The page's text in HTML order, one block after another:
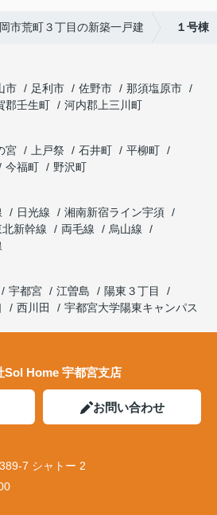
市荒町３丁目の新築一戸建 １号棟
市 足利市 佐野市
那須塩原市
郡壬生町
河内郡上三川町
宮 上戸祭 石井町
平柳町
今福町
野沢町
日光線
湘南新宿ライン宇須
北新幹線 両毛線
烏山線
宇都宮 江曽島
陽東３丁目
西川田 宇都宮大学陽東キャンパス
Sol Home 宇都宮支店
お問い合わせ
7 シャトー 2